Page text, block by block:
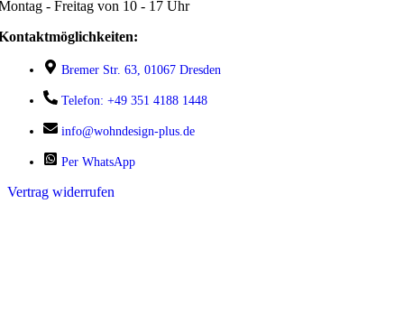
- Freitag von 10 - 17 Uhr
Bremer Str. 63, 01067 Dresden
Telefon: +49 351 4188 1448
info@wohndesign-plus.de
Per WhatsApp
Vertrag widerrufen